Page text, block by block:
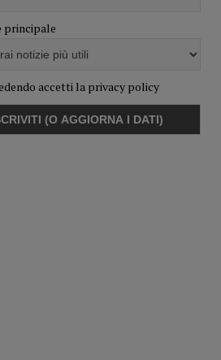
principale
accetti la privacy policy